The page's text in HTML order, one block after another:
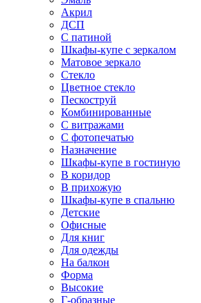
Акрил
ДСП
С патиной
Шкафы-купе с зеркалом
Матовое зеркало
Стекло
Цветное стекло
Пескоструй
Комбинированные
С витражами
С фотопечатью
Назначение
Шкафы-купе в гостиную
В коридор
В прихожую
Шкафы-купе в спальню
Детские
Офисные
Для книг
Для одежды
На балкон
Форма
Высокие
Г-образные